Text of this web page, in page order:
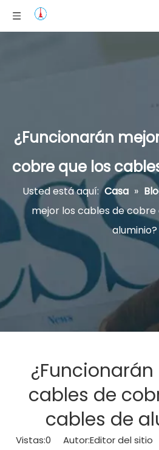
¿Funcionarán
cobre que los
Usted está aquí: Casa »
mejor los cables de cobre
aluminio?
cables de
cables de
Vistas:0 Autor:Editor del sitio